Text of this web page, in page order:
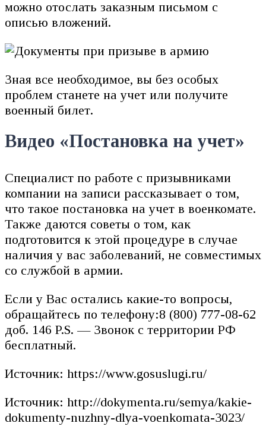
можно отослать заказным письмом с
описью вложений.
Зная все необходимое, вы без особых
проблем станете на учет или получите
военный билет.
Видео «Постановка на учет»
Специалист по работе с призывниками
компании на записи рассказывает о том,
что такое постановка на учет в военкомате.
Также даются советы о том, как
подготовится к этой процедуре в случае
наличия у вас заболеваний, не совместимых
со службой в армии.
Если у Вас остались какие-то вопросы,
обращайтесь по телефону:8 (800) 777-08-62
доб. 146 P.S. — Звонок с территории РФ
бесплатный.
Источник: https://www.gosuslugi.ru/
Источник: http://dokymenta.ru/semya/kakie-
dokumenty-nuzhny-dlya-voenkomata-3023/